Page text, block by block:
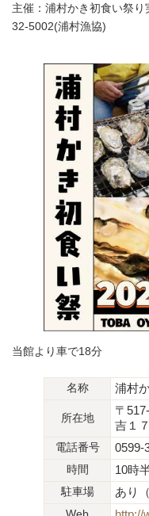
主催：浦村かき初食い祭
32-5002(浦村漁協)
当館より車で18分
名称 浦村
所在地
〒
吉１
電話番号 0599-
時間 10時
駐車場 あり
Web